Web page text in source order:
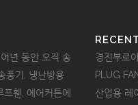
년 동안 오직 송
풍기, 냉난방용
휀, 에어커튼에
경진부로
PLUG
산업용 레